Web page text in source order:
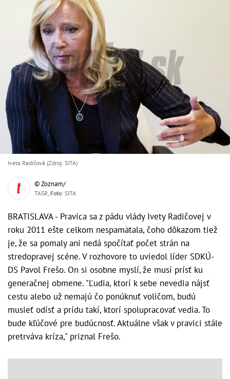
Iveta Radičová (Zdroj: SITA)
© Zoznam/
TASR, Foto: SITA
BRATISLAVA - Pravica sa z pádu vlády Ivety Radičovej v
roku 2011 ešte celkom nespamätala, čoho dôkazom tiež
je, že sa pomaly ani nedá spočítať počet strán na
stredopravej scéne. V rozhovore to uviedol líder SDKÚ-
DS Pavol Frešo. On si osobne myslí, že musí prísť ku
generačnej obmene. "Ľudia, ktorí k sebe nevedia nájsť
cestu alebo už nemajú čo ponúknuť voličom, budú
musieť odísť a prídu takí, ktorí spolupracovať vedia. To
bude kľúčové pre budúcnosť. Aktuálne však v pravici stále
pretrváva kríza," priznal Frešo.